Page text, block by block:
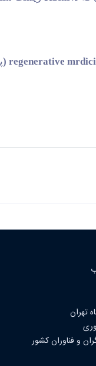
تهران
و فناوران کشور